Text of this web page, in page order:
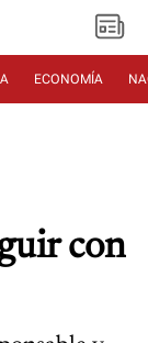
ECONOMÍA
con